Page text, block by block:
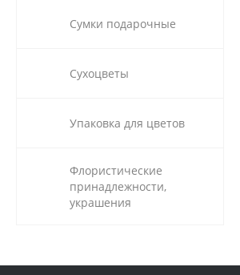
Сумки подарочные
Сухоцветы
Упаковка для цветов
Флористические
принадлежности,
украшения